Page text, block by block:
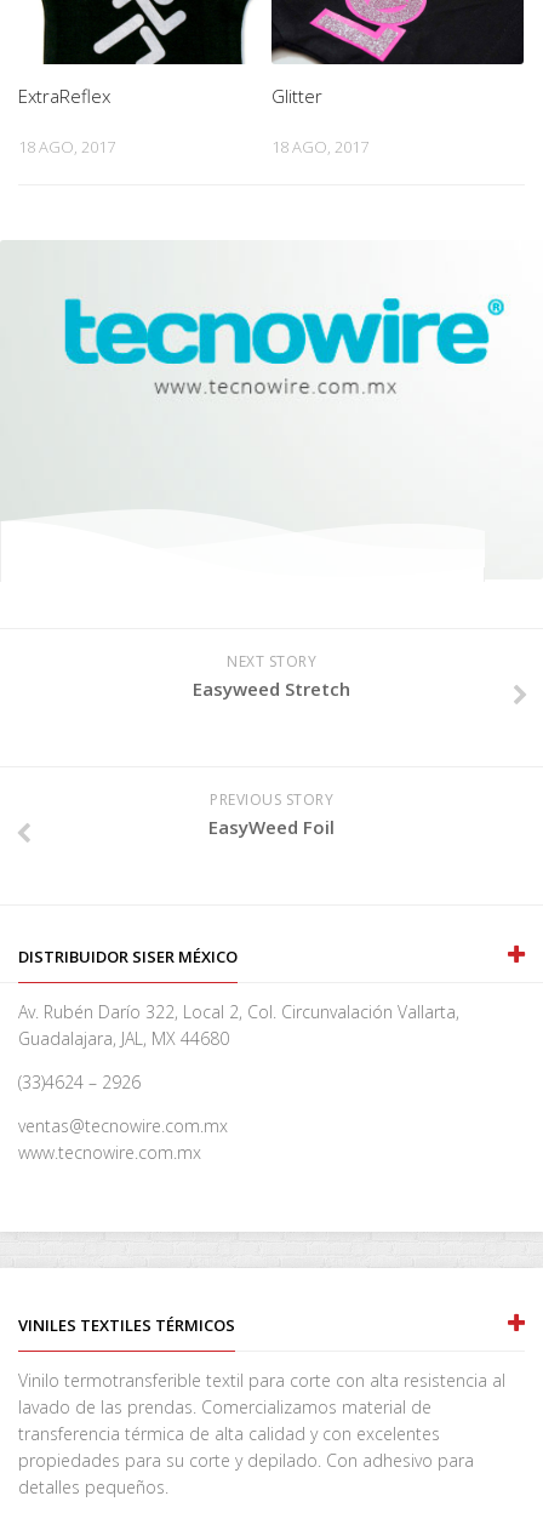
ExtraReflex
18 AGO, 2017
Glitter
18 AGO, 2017
NEXT STORY
Easyweed Stretch
PREVIOUS STORY
EasyWeed Foil
DISTRIBUIDOR SISER MÉXICO
Av. Rubén Darío 322, Local 2, Col. Circunvalación Vallarta,
Guadalajara, JAL, MX 44680
(33)4624 – 2926
ventas@tecnowire.com.mx
www.tecnowire.com.mx
VINILES TEXTILES TÉRMICOS
Vinilo termotransferible textil para corte con alta resistencia al
lavado de las prendas. Comercializamos material de
transferencia térmica de alta calidad y con excelentes
propiedades para su corte y depilado. Con adhesivo para
detalles pequeños.